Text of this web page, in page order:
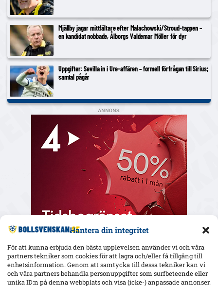
Hantera din integritet
För att kunna erbjuda den bästa upplevelsen använder vi och våra
partners tekniker som cookies för att lagra och/eller få tillgång till
enhetsinformation. Genom att samtycka till dessa tekniker kan vi
och våra partners behandla personuppgifter som surfbeteende eller
unika ID:n på denna webbplats och visa (icke-) anpassade annonser.
Mjällby jagar mittfältare efter Malachowski/Stroud-tappen –
en kandidat nobbade, Ålborgs Valdemar Möller för dyr
Uppgifter: Sevilla in i Ure-affären – formell förfrågan till Sirius;
samtal pågår
ANNONS:
Senaste